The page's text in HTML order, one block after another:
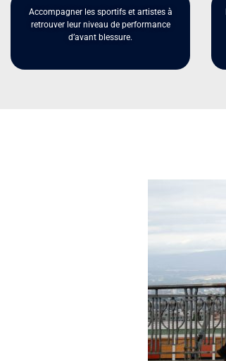
Accompagner les sportifs et artistes à
retrouver leur niveau de performance
d’avant blessure.